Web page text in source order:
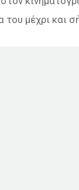
μέχρι και